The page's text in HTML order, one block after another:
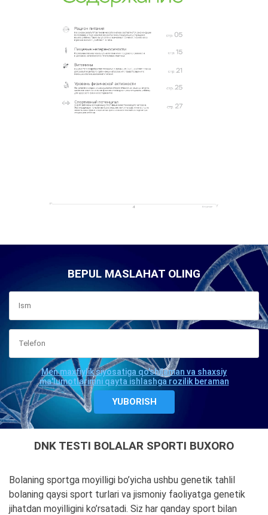
BEPUL MASLAHAT OLING
Men maxfiylik siyosatiga qo'shilaman va shaxsiy
ma'lumotlarimni qayta ishlashga rozilik beraman
DNK TESTI BOLALAR SPORTI BUXORO
Bolaning sportga moyilligi bo’yicha ushbu genetik tahlil
bolaning qaysi sport turlari va jismoniy faoliyatga genetik
jihatdan moyilligini ko’rsatadi. Siz har qanday sport bilan